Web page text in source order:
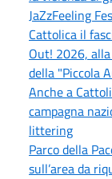
JaZzFeeling
Cattolica il
Out! 2026,
della "Piccola
Anche a
campagna
littering
Parco della
sull’area da